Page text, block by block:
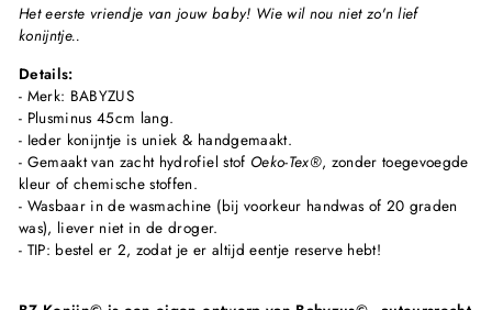
Het eerste vriendje van jouw baby! Wie wil nou niet zo'n lief
konijntje..
Details:
- Merk: BABYZUS
- Plusminus 45cm lang.
- Ieder konijntje is uniek & handgemaakt.
- Gemaakt van zacht hydrofiel stof Oeko-Tex®, zonder toegevoegde
kleur of chemische stoffen.
- Wasbaar in de wasmachine (bij voorkeur handwas of 20 graden
was), liever niet in de droger.
- TIP: bestel er 2, zodat je er altijd eentje reserve hebt!